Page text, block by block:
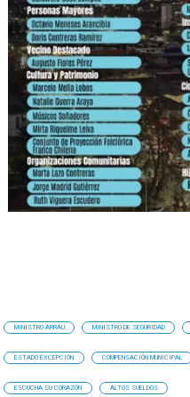
MINISTRO ARRAU MINISTRO DE SEGURIDAD
ESTADO EXCEPCIÓN COMPENSACIÓN MUNICIPAL
ESCUCHA SU CORAZÓN ALTOS SUELDOS